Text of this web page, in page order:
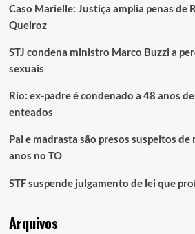
Caso Marielle: Justiça amplia penas de
Queiroz
STJ condena ministro Marco Buzzi a
sexuais
Rio: ex-padre é condenado a 48 anos
enteados
Pai e madrasta são presos suspeitos
anos no TO
STF suspende julgamento de lei que
Arquivos